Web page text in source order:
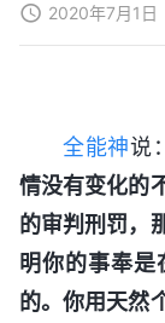
2020年7月1日
全能神说
情没有变化的
的审判刑罚，
明你的事奉是
的。你用天然